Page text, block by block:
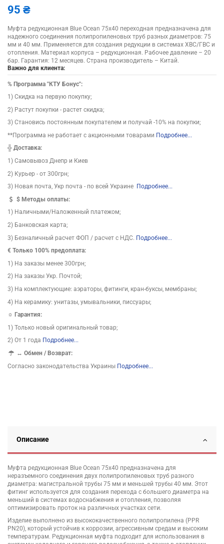
95 ₴
Муфта редукционная Blue Ocean 75х40 переходная предназначена для
надежного соединения полипропиленовых труб разных диаметров: 75
мм и 40 мм. Применяется для создания редукции в системах ХВС/ГВС и
отопления. Материал корпуса – редукционная. Рабочее давление – 20
бар. Гарантия: 12 месяцев. Страна производитель – Китай.
Важно для клиента:
% Программа "КТУ Бонус":
1) Скидка на первую покупку;
2) Растут покупки - растет скидка;
3) Становись постоянным покупателем и получай -10% на покупки;
**Программа не работает с акционными товарами Подробнее...
╬ Доставка:
1) Самовывоз Днепр и Киев
2) Курьер - от 300грн;
3) Новая почта, Укр почта - по всей Украине Подробнее...
$Методы оплаты:
1) Наличными/Наложенный платежом;
2) Банковская карта;
3) Безналичный расчет ФОП / расчет с НДС. Подробнее...
€ Только 100% предоплата:
1) На заказы менее 300грн;
2) На заказы Укр. Почтой;
3) На комплектующие: аэраторы, фитинги, кран-буксы, мембраны;
4) На керамику: унитазы, умывальники, писсуары;
☼ Гарантия:
1) Только новый оригинальный товар;
2) От 1 года Подробнее...
↔Обмен / Возврат:
Согласно законодательства Украины Подробнее...
Описание
Муфта редукционная Blue Ocean 75х40 предназначена для
неразъемного соединения двух полипропиленовых труб разного
диаметра: магистральной трубы 75 мм и меньшей трубы 40 мм. Этот
фитинг используется для создания перехода с большего диаметра на
меньший в системах водоснабжения и отопления, позволяя
оптимизировать проток на различных участках сети.
Изделие выполнено из высококачественного полипропилена (PPR
PN20), который устойчив к коррозии, агрессивным средам и высоким
температурам. Редукционная муфта подходит для использования в